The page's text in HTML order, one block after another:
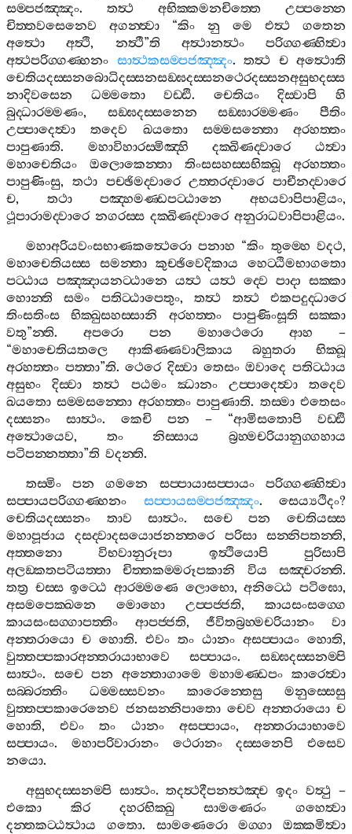
සම‍්පජඤ‍්ඤං. තත්‍ථ අභික‍්කමනචිත‍්තෙ
උප‍්පන‍්නෙ
චිත‍්තවසෙනෙව
අගන‍්ත්‍වා “කිං නු මෙ එත්‍ථ
ගතෙන
අත්‍ථො
අත්‍ථි, නත්‍ථී”ති අත්‍ථානත්‍ථං
පරිග‍්ගණ‍්හිත්‍වා
අත්‍ථපරිග‍්ගණ‍්හනං සාත්‍ථකසම‍්පජඤ‍්ඤං. තත්‍ථ ච අත්‍ථොති
චෙතියදස‍්සනබොධිදස‍්සනසඞ‍්ඝදස‍්සනථෙරදස‍්සනඅසුභදස‍්ස
නාදිවසෙන
ධම‍්මතො වඩ‍්ඪි. චෙතියං දිස‍්වාපි
හි
බුද‍්ධාරම‍්මණං, සඞ‍්ඝදස‍්සනෙන සඞ‍්ඝාරම‍්මණං
පීතිං
උප‍්පාදෙත්‍වා
තදෙව ඛයතො සම‍්මසන‍්තො
අරහත‍්තං
පාපුණාති. මහාවිහාරස‍්මිඤ‍්හි දක‍්ඛිණද‍්වාරෙ
ඨත්‍වා
මහාචෙතියං
ඔලොකෙන‍්තා තිංසසහස‍්සභික‍්ඛූ
අරහත‍්තං
පාපුණිංසු, තථා පච‍්ඡිමද‍්වාරෙ උත‍්තරද‍්වාරෙ පාචීනද‍්වාරෙ
ච, තථා පඤ‍්හමණ‍්ඩපට‍්ඨානෙ අභයවාපිපාළියං,
ථූපාරාමද‍්වාරෙ නගරස‍්ස දක‍්ඛිණද‍්වාරෙ අනුරාධවාපිපාළියං.
මහාඅරියවංසභාණකත්‍ථෙරො පනාහ “කිං තුම‍්හෙ වදථ,
මහාචෙතියස‍්ස
සමන‍්තා කුච‍්ඡිවෙදිකාය
හෙට‍්ඨිමභාගතො
පට‍්ඨාය පඤ‍්ඤායනට‍්ඨානෙ යත්‍ථ යත්‍ථ ද‍්වෙ පාදා සක‍්කා
හොන‍්ති
සමං පතිට‍්ඨාපෙතුං,තත්‍ථ තත්‍ථ
එකපදුද‍්ධාරෙ
තිංසතිංස
භික‍්ඛුසහස‍්සානි අරහත‍්තං පාපුණිංසූති
සක‍්කා
වතු”න‍්ති. අපරො පන මහාථෙරො ආහ –
“මහාචෙතියතලෙ ආකිණ‍්ණවාලිකාය බහුතරා
භික‍්ඛූ
අරහත‍්තං පත‍්තා”ති.ථෙරෙ දිස‍්වා තෙසං ඔවාදෙ පතිට‍්ඨාය
අසුභං
දිස‍්වා තත්‍ථ පඨමං ඣානං උප‍්පාදෙත්‍වා
තදෙව
ඛයතො සම‍්මසන‍්තො අරහත‍්තං පාපුණාති. තස‍්මා එතෙසං
දස‍්සනං
සාත්‍ථං. කෙචි පන – “ආමිසතොපි
වඩ‍්ඪි
අත්‍ථොයෙව, තං නිස‍්සාය
බ්‍රහ‍්මචරියානුග‍්ගහාය
පටිපන‍්නත‍්තා”ති වදන‍්ති.
තස‍්මිං
පන ගමනෙ සප‍්පායාසප‍්පායං
පරිග‍්ගණ‍්හිත්‍වා
සප‍්පායපරිග‍්ගණ‍්හනං
සප‍්පායසම‍්පජඤ‍්ඤං. සෙය්‍යථිදං?
චෙතියදස‍්සනං
තාව සාත්‍ථං. සචෙ පන
චෙතියස‍්ස
මහාපූජාය
දසද‍්වාදසයොජනන‍්තරෙ පරිසා සන‍්නිපතන‍්ති,
අත‍්තනො
විභවානුරූපා ඉත්‍ථියොපි
පුරිසාපි
අලඞ‍්කතපටියත‍්තා
චිත‍්තකම‍්මරූපකානි විය සඤ‍්චරන‍්ති.
තත්‍ර චස‍්ස ඉට‍්ඨෙ ආරම‍්මණෙ ලොභො,අනිට‍්ඨෙ පටිඝො,
අසමපෙක‍්ඛනෙ
මොහො උප‍්පජ‍්ජති, කායසංසග‍්ගෙ
කායසංසග‍්ගාපත‍්තිං
ආපජ‍්ජති,ජීවිතබ්‍රහ‍්මචරියානං
වා
අන‍්තරායො ච හොති. එවං තං ඨානං අසප‍්පායං හොති,
වුත‍්තප‍්පකාරඅන‍්තරායාභාවෙ
සප‍්පායං. සඞ‍්ඝදස‍්සනම‍්පි
සාත්‍ථං. සචෙ පන අන‍්තොගාමෙ මහාමණ‍්ඩපං කාරෙත්‍වා
සබ‍්බරත‍්තිං
ධම‍්මස‍්සවනං කාරෙන‍්තෙසු
මනුස‍්සෙසු
වුත‍්තප‍්පකාරෙනෙව ජනසන‍්නිපාතො චෙව අන‍්තරායො ච
හොති,එවං තං ඨානං අසප‍්පායං,අන‍්තරායාභාවෙ
සප‍්පායං. මහාපරිවාරානං ථෙරානං දස‍්සනෙපි
එසෙව
නයො.
අසුභදස‍්සනම‍්පි සාත්‍ථං.තදත්‍ථදීපනත්‍ථඤ‍්ච ඉදං වත්‍ථු –
එකො
කිර දහරභික‍්ඛු සාමණෙරං
ගහෙත්‍වා
දන‍්තකට‍්ඨත්‍ථාය
ගතො. සාමණෙරො මග‍්ගා
ඔක‍්කමිත්‍වා